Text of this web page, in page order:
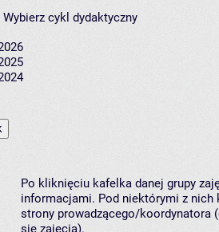
Wybierz cykl dydaktyczny
Po kliknięciu kafelka danej grupy
informacjami. Pod niektórymi z nich
strony prowadzącego/koordynatora
się zajęcia).